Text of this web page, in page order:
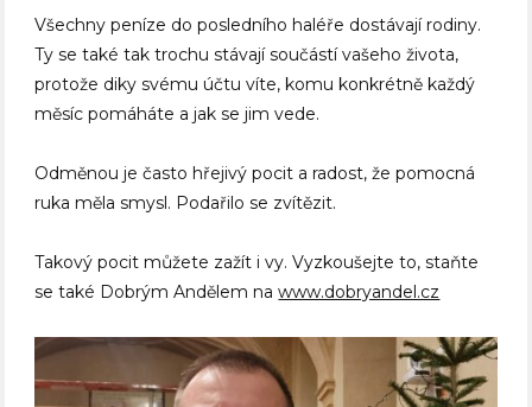
Všechny peníze do posledního haléře dostávají rodiny.
Ty se také tak trochu stávají součástí vašeho života,
protože diky svému účtu víte, komu konkrétně každý
měsíc pomáháte a jak se jim vede.
Odměnou je často hřejivý pocit a radost, že pomocná
ruka měla smysl. Podařilo se zvítězit.
Takový pocit můžete zažít i vy. Vyzkoušejte to, staňte
se také Dobrým Andělem nawww.dobryandel.cz